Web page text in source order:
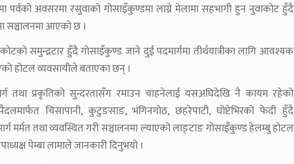
पर्वको अवसरमा रसुवाको गोसाइँकुण्डमा लाग्ने मेलामा सहभागी हुन नुवाकोट हुँदै
सञ्चालनमा आएको छ ।
समुन्द्रटार हुँदै गोसाइँकुण्ड जाने दुई पदमार्गमा तीर्थयात्रीका लागि आवश्यक
होटल व्यवसायीले बताएका छन् ।
तथा प्रकृतिको सुन्दरतासँग रमाउन चाहनेलाई यसअघिदेखि नै कायम रहेको
चिसापानी, कुटुङसाङ, भंगिनगोठ, छहरेपाटी, घोप्टेभिरको फेदी हुँदै
मर्मत तथा व्यवस्थित गरी सञ्चालनमा ल्याएको लाङ्टाङ गोसाइँकुण्ड हेलम्बु होटल
पेम्बा लामाले जानकारी दिनुभयो ।